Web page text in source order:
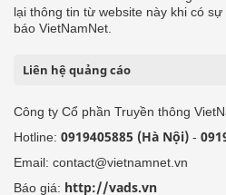
lại thông tin từ website này khi có
báo VietNamNet.
Liên hệ quảng cáo
Công ty Cổ phần Truyền thông
Hotline: 0919405885 (Hà Nội) -
Email: contact@vietnamnet.vn
Báo giá: http://vads.vn